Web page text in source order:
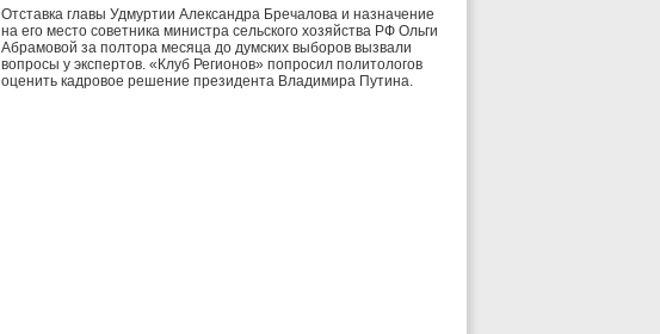
Отставка главы Удмуртии Александра Бречалова и назначение
на его место советника министра сельского хозяйства РФ Ольги
Абрамовой за полтора месяца до думских выборов вызвали
вопросы у экспертов. «Клуб Регионов» попросил политологов
оценить кадровое решение президента Владимира Путина.